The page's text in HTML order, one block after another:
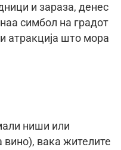
и зараза, денес
симбол на градот
атракција што мора
ниши или
вино), вака жителите